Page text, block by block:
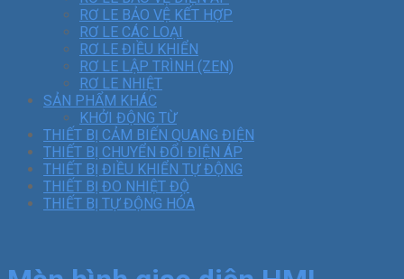
RƠ LE BẢO VỆ KẾT HỢP
RƠ LE CÁC LOẠI
RƠ LE ĐIỀU KHIỂN
RƠ LE LẬP TRÌNH (ZEN)
RƠ LE NHIỆT
SẢN PHẨM KHÁC
KHỞI ĐỘNG TỪ
THIẾT BỊ CẢM BIẾN QUANG ĐIỆN
THIẾT BỊ CHUYỂN ĐỔI ĐIỆN ÁP
THIẾT BỊ ĐIỀU KHIỂN TỰ ĐỘNG
THIẾT BỊ ĐO NHIỆT ĐỘ
THIẾT BỊ TỰ ĐỘNG HÓA